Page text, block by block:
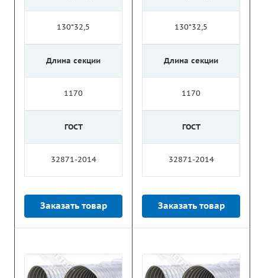
130*32,5
Длина секции
1170
ГОСТ
32871-2014
Заказать товар
130*32,5
Длина секции
1170
ГОСТ
32871-2014
Заказать товар